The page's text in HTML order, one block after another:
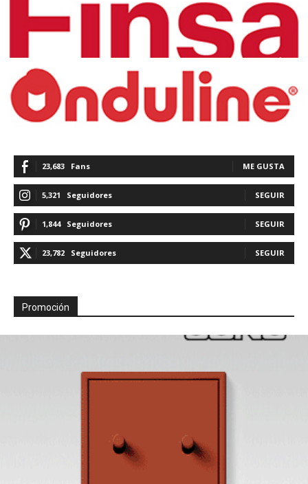
23,683 Fans ME GUSTA
5,321 Seguidores SEGUIR
1,844 Seguidores SEGUIR
23,782 Seguidores SEGUIR
Promoción